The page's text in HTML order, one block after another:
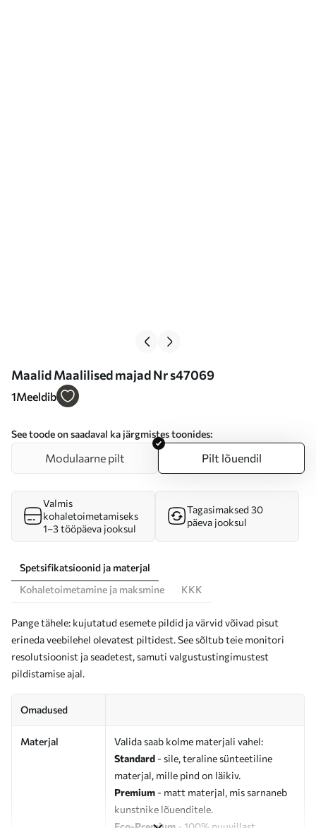
Maalid Maalilised majad Nr s47069
1Meeldib
See toode on saadaval ka järgmistes toonides:
Modulaarne pilt Pilt lõuendil
Valmis
kohaletoimetamiseks
1–3 tööpäeva jooksul
Tagasimaksed 30
päeva jooksul
Spetsifikatsioonid ja materjal
Kohaletoimetamine ja maksmine
KKK
Pange tähele: kujutatud esemete pildid ja värvid võivad pisut
erineda veebilehel olevatest piltidest. See sõltub teie monitori
resolutsioonist ja seadetest, samuti valgustustingimustest
pildistamise ajal.
Omadused
Materjal
Valida saab kolme materjali vahel:
Standard - sile, teraline sünteetiline
materjal, mille pind on läikiv.
Premium - matt materjal, mis sarnaneb
kunstnike lõuenditele.